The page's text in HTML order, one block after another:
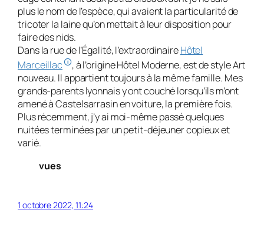
plus le nom de l’es­pèce, qui avaient la particularité de
tricoter la laine qu’on mettait à leur disposition pour
faire des nids.
Dans la rue de l’Égalité, l’extraor­dinaireHôtel
Marceillac 🛈, à l’origine Hôtel Moderne, est de style Art
nouveau. Il appar­tient toujours à la même famille. Mes
grands-parents lyonnais y ont couché lors­qu’ils m’ont
amené à Castelsarrasin en voi­ture, la première fois.
Plus récemment, j’y ai moi-même passé quelques
nuitées ter­minées par un petit-déjeuner copieux et
varié.
vues
1 octobre 2022, 11:24